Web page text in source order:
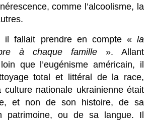
comme l’alcoolisme, la
il fallait prendre en compte « la
à chaque famille ». Allant
que l’eugénisme américain, il
total et littéral de la race,
culture nationale ukrainienne était
et non de son histoire, de sa
patrimoine, ou de sa langue. Il